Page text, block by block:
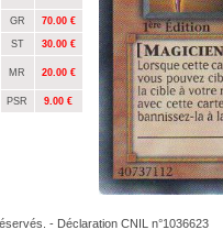
GR 70.00 €
ST 30.00 €
MR 20.00 €
PSR 9.00 €
- Déclaration CNIL n°1036623